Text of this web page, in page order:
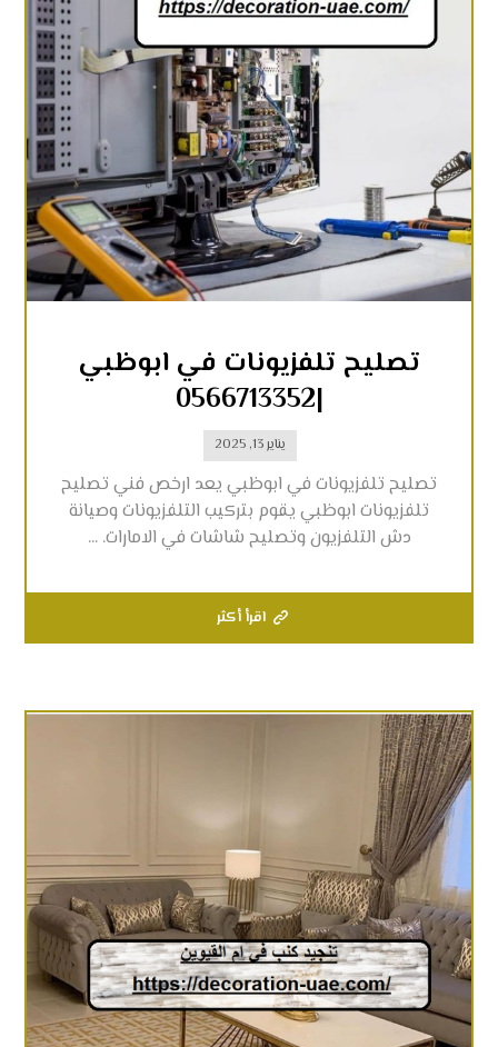
تصليح تلفزيونات في ابوظبي
|0566713352
يناير 13, 2025
تصليح تلفزيونات في ابوظبي يعد ارخص فني تصليح
تلفزيونات ابوظبي يقوم بتركيب التلفزيونات وصيانة
دش التلفزيون وتصليح شاشات في الامارات. ...
اقرأ أكثر